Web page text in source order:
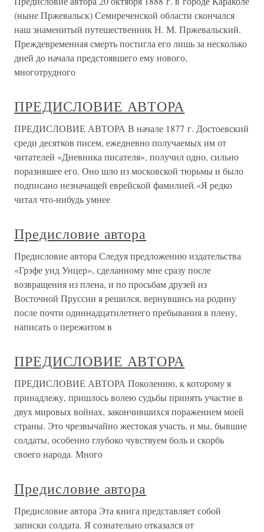
(ныне Пржевальск) Семиреченской области скончался
наш знаменитый путешественник Н. М. Пржевальский.
Преждевременная смерть постигла его лишь за несколько
дней до начала предстоявшего ему нового,
многотрудного
ПРЕДИСЛОВИЕ АВТОРА
ПРЕДИСЛОВИЕ АВТОРА В начале 1877 г. Достоевский
среди десятков писем, ежедневно получаемых им от
читателей «Дневника писателя», получил одно, сильно
поразившее его. Оно шло из московской тюрьмы и было
подписано незначащей еврейской фамилией.«Я редко
читал что-нибудь умнее
Предисловие автора
Предисловие автора Следуя предложению издательства
«Грэфе унд Унцер», сделанному мне сразу после
возвращения из плена, и по просьбам друзей из
Восточной Пруссии я решился, вернувшись на родину
после почти одиннадцатилетнего пребывания в плену,
написать о пережитом в
ПРЕДИСЛОВИЕ АВТОРА
ПРЕДИСЛОВИЕ АВТОРА Поколению, к которому я
принадлежу, пришлось волею судьбы принять участие в
двух мировых войнах, закончившихся поражением моей
страны. Это чрезвычайно жестокая участь, и мы, бывшие
солдаты, особенно глубоко чувствуем боль и скорбь
своего народа. Много
Предисловие автора
Предисловие автора Эта книга представляет собой
записки солдата. Я сознательно отказался от